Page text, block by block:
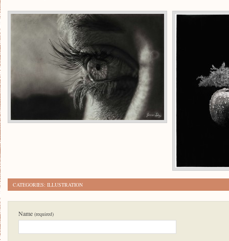
CATEGORIES: ILLUSTRATION
Name (required)